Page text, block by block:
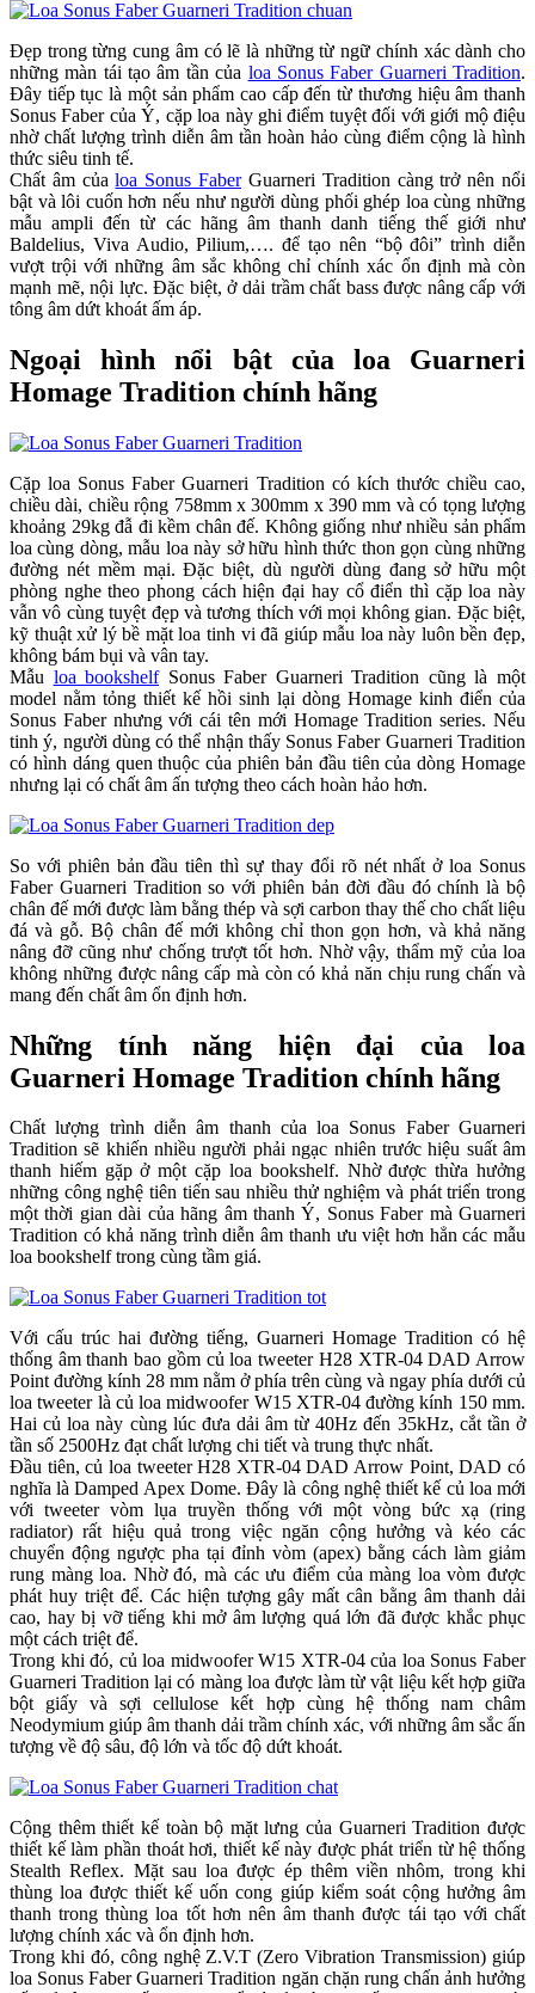
Đẹp trong từng cung âm có lẽ là những từ ngữ chính xác dành cho
những màn tái tạo âm tần của loa Sonus Faber Guarneri Tradition.
Đây tiếp tục là một sản phẩm cao cấp đến từ thương hiệu âm thanh
Sonus Faber của Ý, cặp loa này ghi điểm tuyệt đối với giới mộ điệu
nhờ chất lượng trình diễn âm tần hoàn hảo cùng điểm cộng là hình
thức siêu tinh tế.
Chất âm củaloa Sonus FaberGuarneri Tradition càng trở nên nổi
bật và lôi cuốn hơn nếu như người dùng phối ghép loa cùng những
mẫu ampli đến từ các hãng âm thanh danh tiếng thế giới như
Baldelius, Viva Audio, Pilium,…. để tạo nên “bộ đôi” trình diễn
vượt trội với những âm sắc không chỉ chính xác ổn định mà còn
mạnh mẽ, nội lực. Đặc biệt, ở dải trầm chất bass được nâng cấp với
tông âm dứt khoát ấm áp.
Ngoại hình nổi bật của loa Guarneri
Homage Tradition chính hãng
Cặp loa Sonus Faber Guarneri Tradition có kích thước chiều cao,
chiều dài, chiều rộng 758mm x 300mm x 390 mm và có tọng lượng
khoảng 29kg đẫ đi kềm chân đế. Không giống như nhiều sản phẩm
loa cùng dòng, mẫu loa này sở hữu hình thức thon gọn cùng những
đường nét mềm mại. Đặc biệt, dù người dùng đang sở hữu một
phòng nghe theo phong cách hiện đại hay cổ điển thì cặp loa này
vẫn vô cùng tuyệt đẹp và tương thích với mọi không gian. Đặc biệt,
kỹ thuật xử lý bề mặt loa tinh vi đã giúp mẫu loa này luôn bền đẹp,
không bám bụi và vân tay.
Mẫu loa bookshelfSonus Faber Guarneri Tradition cũng là một
model nằm tỏng thiết kế hồi sinh lại dòng Homage kinh điển của
Sonus Faber nhưng với cái tên mới Homage Tradition series. Nếu
tinh ý, người dùng có thể nhận thấy Sonus Faber Guarneri Tradition
có hình dáng quen thuộc của phiên bản đầu tiên của dòng Homage
nhưng lại có chất âm ấn tượng theo cách hoàn hảo hơn.
So với phiên bản đầu tiên thì sự thay đổi rõ nét nhất ở loa Sonus
Faber Guarneri Tradition so với phiên bản đời đầu đó chính là bộ
chân đế mới được làm bằng thép và sợi carbon thay thế cho chất liệu
đá và gỗ. Bộ chân đế mới không chỉ thon gọn hơn, và khả năng
nâng đỡ cũng như chống trượt tốt hơn. Nhờ vậy, thẩm mỹ của loa
không những được nâng cấp mà còn có khả năn chịu rung chấn và
mang đến chất âm ổn định hơn.
Những tính năng hiện đại của loa
Guarneri Homage Tradition chính hãng
Chất lượng trình diễn âm thanh của loa Sonus Faber Guarneri
Tradition sẽ khiến nhiều người phải ngạc nhiên trước hiệu suất âm
thanh hiếm gặp ở một cặp loa bookshelf. Nhờ được thừa hưởng
những công nghệ tiên tiến sau nhiều thử nghiệm và phát triển trong
một thời gian dài của hãng âm thanh Ý, Sonus Faber mà Guarneri
Tradition có khả năng trình diễn âm thanh ưu việt hơn hẳn các mẫu
loa bookshelf trong cùng tầm giá.
Với cấu trúc hai đường tiếng, Guarneri Homage Tradition có hệ
thống âm thanh bao gồm củ loa tweeter H28 XTR-04 DAD Arrow
Point đường kính 28 mm nằm ở phía trên cùng và ngay phía dưới củ
loa tweeter là củ loa midwoofer W15 XTR-04 đường kính 150 mm.
Hai củ loa này cùng lúc đưa dải âm từ 40Hz đến 35kHz, cắt tần ở
tần số 2500Hz đạt chất lượng chi tiết và trung thực nhất.
Đầu tiên, củ loa tweeter H28 XTR-04 DAD Arrow Point, DAD có
nghĩa là Damped Apex Dome. Đây là công nghệ thiết kế củ loa mới
với tweeter vòm lụa truyền thống với một vòng bức xạ (ring
radiator) rất hiệu quả trong việc ngăn cộng hưởng và kéo các
chuyển động ngược pha tại đỉnh vòm (apex) bằng cách làm giảm
rung màng loa. Nhờ đó, mà các ưu điểm của màng loa vòm được
phát huy triệt để. Các hiện tượng gây mất cân bằng âm thanh dải
cao, hay bị vỡ tiếng khi mở âm lượng quá lớn đã được khắc phục
một cách triệt để.
Trong khi đó, củ loa midwoofer W15 XTR-04 của loa Sonus Faber
Guarneri Tradition lại có màng loa được làm từ vật liệu kết hợp giữa
bột giấy và sợi cellulose kết hợp cùng hệ thống nam châm
Neodymium giúp âm thanh dải trầm chính xác, với những âm sắc ấn
tượng về độ sâu, độ lớn và tốc độ dứt khoát.
Cộng thêm thiết kế toàn bộ mặt lưng của Guarneri Tradition được
thiết kế làm phần thoát hơi, thiết kế này được phát triển từ hệ thống
Stealth Reflex. Mặt sau loa được ép thêm viền nhôm, trong khi
thùng loa được thiết kế uốn cong giúp kiểm soát cộng hưởng âm
thanh trong thùng loa tốt hơn nên âm thanh được tái tạo với chất
lượng chính xác và ổn định hơn.
Trong khi đó, công nghệ Z.V.T (Zero Vibration Transmission) giúp
loa Sonus Faber Guarneri Tradition ngăn chặn rung chấn ảnh hưởng